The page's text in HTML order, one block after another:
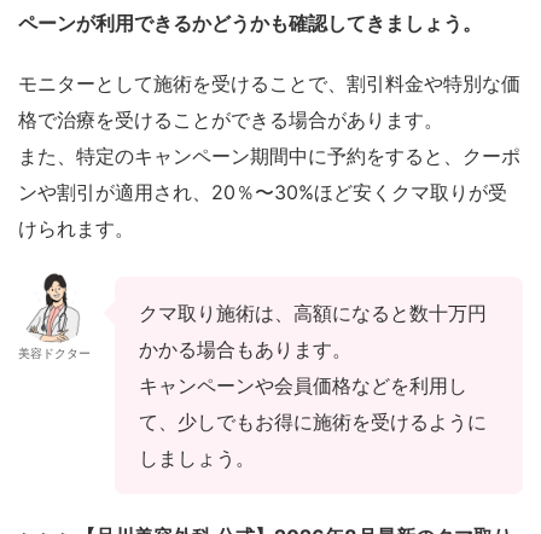
ペーンが利用できるかどうかも確認してきましょう。
モニターとして施術を受けることで、割引料金や特別な価
格で治療を受けることができる場合があります。
また、特定のキャンペーン期間中に予約をすると、クーポ
ンや割引が適用され、20％〜30%ほど安くクマ取りが受
けられます。
美容ドクター
クマ取り施術は、高額になると数十万円
かかる場合もあります。
キャンペーンや会員価格などを利用し
て、少しでもお得に施術を受けるように
しましょう。